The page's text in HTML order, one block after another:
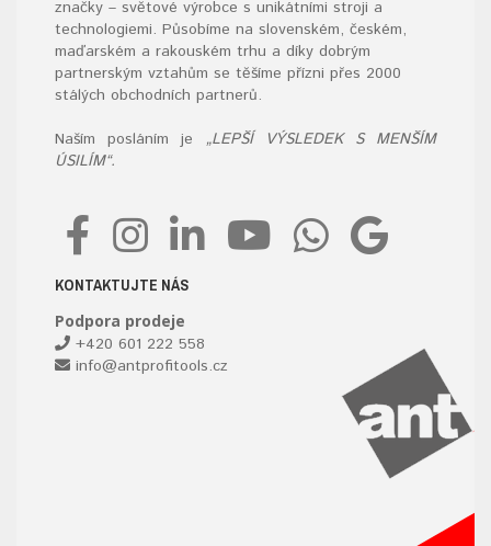
značky – světové výrobce s unikátními stroji a
technologiemi. Působíme na slovenském, českém,
maďarském a rakouském trhu a díky dobrým
partnerským vztahům se těšíme přízni přes 2000
stálých obchodních partnerů.
Naším posláním je „LEPŠÍ VÝSLEDEK S MENŠÍM
ÚSILÍM“.
KONTAKTUJTE NÁS
Podpora prodeje
+420 601 222 558
info@antprofitools.cz